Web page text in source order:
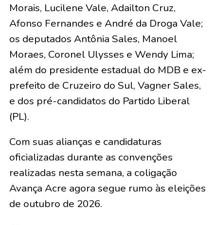
Morais, Lucilene Vale, Adailton Cruz,
Afonso Fernandes e André da Droga Vale;
os deputados Antônia Sales, Manoel
Moraes, Coronel Ulysses e Wendy Lima;
além do presidente estadual do MDB e ex-
prefeito de Cruzeiro do Sul, Vagner Sales,
e dos pré-candidatos do Partido Liberal
(PL).
Com suas alianças e candidaturas
oficializadas durante as convenções
realizadas nesta semana, a coligação
Avança Acre agora segue rumo às eleições
de outubro de 2026.